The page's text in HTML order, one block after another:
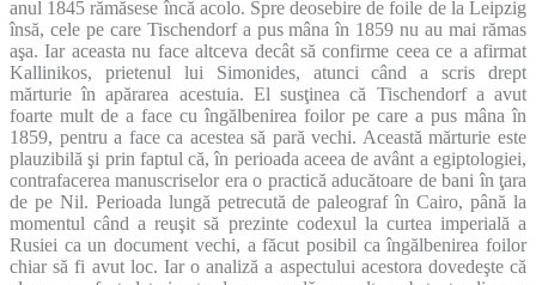
anul 1845 rămăsese încă acolo. Spre deosebire de foile de la Leipzig
însă, cele pe care Tischendorf a pus mâna în 1859 nu au mai rămas
aşa. Iar aceasta nu face altceva decât să confirme ceea ce a afirmat
Kallinikos, prietenul lui Simonides, atunci când a scris drept
mărturie în apărarea acestuia. El susţinea că Tischendorf a avut
foarte mult de a face cu îngălbenirea foilor pe care a pus mâna în
1859, pentru a face ca acestea să pară vechi. Această mărturie este
plauzibilă şi prin faptul că, în perioada aceea de avânt a egiptologiei,
contrafacerea manuscriselor era o practică aducătoare de bani în ţara
de pe Nil. Perioada lungă petrecută de paleograf în Cairo, până la
momentul când a reuşit să prezinte codexul la curtea imperială a
Rusiei ca un document vechi, a făcut posibil ca îngălbenirea foilor
chiar să fi avut loc. Iar o analiză a aspectului acestora dovedeşte că